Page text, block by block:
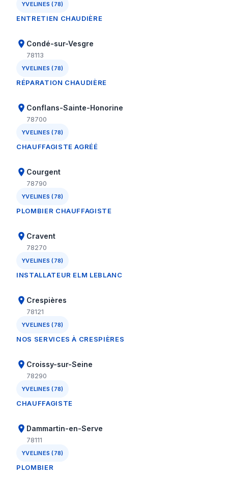
YVELINES (78)
ENTRETIEN CHAUDIÈRE
Condé-sur-Vesgre
78113
YVELINES (78)
RÉPARATION CHAUDIÈRE
Conflans-Sainte-Honorine
78700
YVELINES (78)
CHAUFFAGISTE AGRÉÉ
Courgent
78790
YVELINES (78)
PLOMBIER CHAUFFAGISTE
Cravent
78270
YVELINES (78)
INSTALLATEUR ELM LEBLANC
Crespières
78121
YVELINES (78)
NOS SERVICES À CRESPIÈRES
Croissy-sur-Seine
78290
YVELINES (78)
CHAUFFAGISTE
Dammartin-en-Serve
78111
YVELINES (78)
PLOMBIER